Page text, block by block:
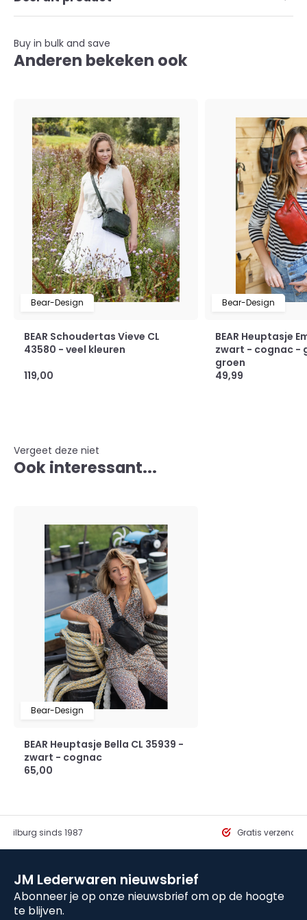
Buy in bulk and save
Anderen bekeken ook
Bear-Design
BEAR Schoudertas Vieve CL
43580 - veel kleuren
119,00
Bear-Design
BEAR Heuptasje
zwart - cognac -
groen
49,99
Vergeet deze niet
Ook interessant...
Bear-Design
BEAR Heuptasje Bella CL 35939 -
zwart - cognac
65,00
Tilburg sinds 1987 Gratis
JM Lederwaren nieuwsbrief
Abonneer je op onze nieuwsbrief om op de hoogte
te blijven.